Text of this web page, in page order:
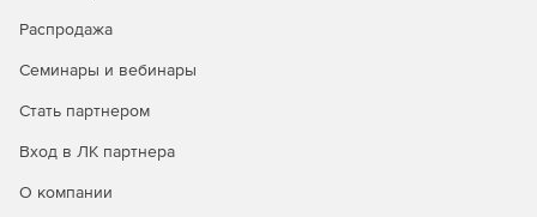
Специальный режим восстановления почтовых
безопасность для уже существующих писем.
способ обработки данных на уровне файлов и блоков
Распродажа
Семинары и вебинары
Стать партнером
Вход в ЛК партнера
О компании